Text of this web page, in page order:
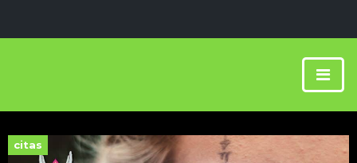
citas